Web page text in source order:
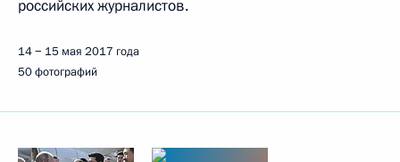
российских журналистов.
14 − 15 мая 2017 года
50 фотографий